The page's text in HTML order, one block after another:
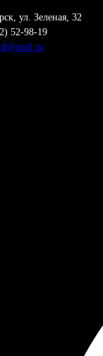
ул. Зеленая, 32
52-98-19